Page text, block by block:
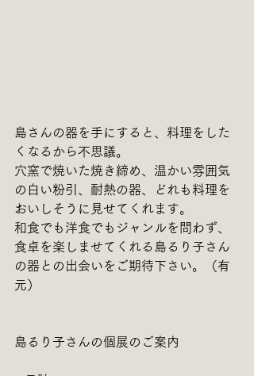
島さんの器を手にすると、料理をした
くなるから不思議。
穴窯で焼いた焼き締め、温かい雰囲気
の白い粉引、耐熱の器、どれも料理を
おいしそうに見せてくれます。
和食でも洋食でもジャンルを問わず、
食卓を楽しませてくれる島るり子さん
の器との出会いをご期待下さい。（有
元）
島るり子さんの個展のご案内